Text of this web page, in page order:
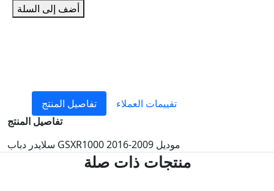
أضف إلى السلة
تفاصيل المنتج
تقييمات العملاء
تفاصيل المنتج
سلايدر دباب GSXR1000 موديل 2009-2016
منتجات ذات صلة